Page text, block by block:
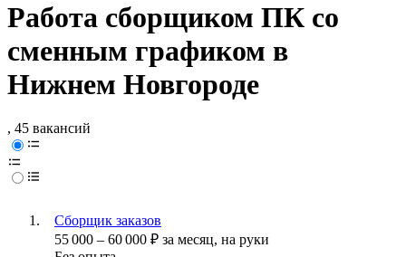
Работа сборщиком ПК со
сменным графиком в
Нижнем Новгороде
, 45 вакансий
Сборщик заказов
55 000 – 60 000 ₽ за месяц, на руки